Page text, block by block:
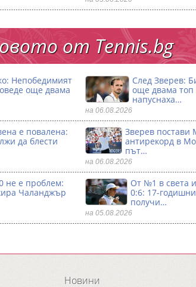
от Тennis.bg
Непобедимият
още двама
След Зверев:
още двама топ
напуснаха…
на 06.08.2026
е повалена:
да блести
Зверев постави
антирекорд в
път…
на 06.08.2026
не е проблем:
Чаланджър
От №1 в света
0:6: 17-
получи…
на 05.08.2026
Новини